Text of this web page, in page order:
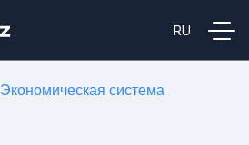
Экономическая система